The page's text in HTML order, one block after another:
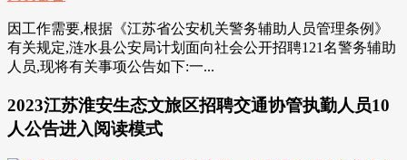
因工作需要,根据《江苏省公安机关警务辅助人员管理条例》
有关规定,涟水县公安局计划面向社会公开招聘121名警务辅助
人员,现将有关事项公告如下:一...
2023江苏淮安生态文旅区招聘交通协管执勤人员10
人公告进入阅读模式